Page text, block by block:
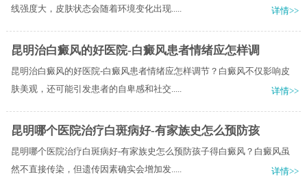
线强度大，皮肤状态会随着环境变化出现.....
详情>>
昆明治白癜风的好医院-白癜风患者情绪应怎样调
昆明治白癜风的好医院-白癜风患者情绪应怎样调节？白癜风不仅影响皮
肤美观，还可能引发患者的自卑感和社交.....
详情>>
昆明哪个医院治疗白斑病好-有家族史怎么预防孩
昆明哪个医院治疗白斑病好-有家族史怎么预防孩子得白癜风？白癜风虽
然不直接传染，但遗传因素确实会增加发.....
详情>>